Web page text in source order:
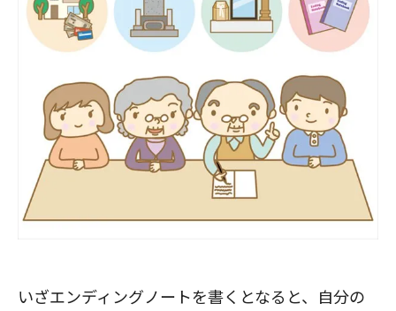
いざエンディングノートを書くとなると、自分の